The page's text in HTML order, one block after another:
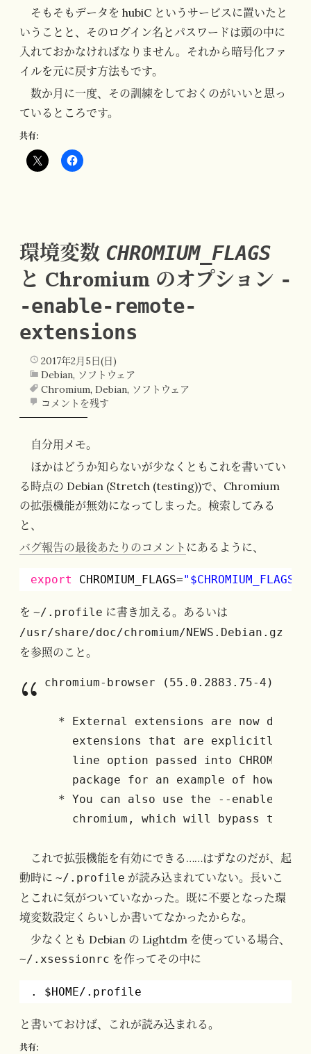
そもそもデータを hubiC というサービスに置いたと
いうことと、そのログイン名とパスワードは頭の中に
入れておかなければなりません。それから暗号化ファ
イルを元に戻す方法もです。
数か月に一度、その訓練をしておくのがいいと思っ
ているところです。
共有:
環境変数 CHROMIUM_FLAGS
と Chromium のオプション -
-enable-remote-
extensions
2017年2月5日(日)
Debian, ソフトウェア
Chromium, Debian, ソフトウェア
コメントを残す
自分用メモ。
ほかはどうか知らないが少なくともこれを書いてい
る時点の Debian (Stretch (testing))で、Chromium
の拡張機能が無効になってしまった。検索してみる
と、
バグ報告の最後あたりのコメント にあるように、
export CHROMIUM_FLAGS=
を ~/.profile に書き加える。あるいは
/usr/share/doc/chromium/NEWS.Debian.gz
を参照のこと。
chromium-browser (55.0.2883.75-4)
* External extensions are now
extensions that are explicitly
line option passed into
package for an example of how to
* You can also use the --enable-
これで拡張機能を有効にできる……はずなのだが、起
動時に ~/.profile が読み込まれていない。長いこ
とこれに気がついていなかった。既に不要となった環
境変数設定くらいしか書いてなかったからな。
少なくとも Debian の Lightdm を使っている場合、
~/.xsessionrc を作ってその中に
. $HOME/.profile
と書いておけば、これが読み込まれる。
共有: